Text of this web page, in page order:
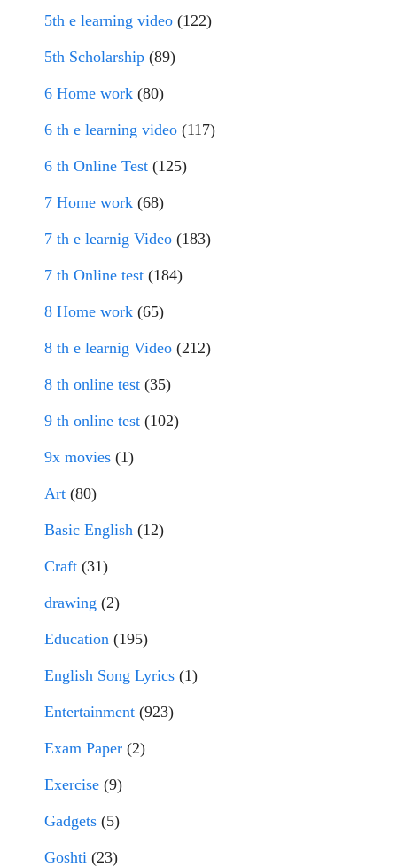
5th e learning video (122)
5th Scholarship (89)
6 Home work (80)
6 th e learning video (117)
6 th Online Test (125)
7 Home work (68)
7 th e learnig Video (183)
7 th Online test (184)
8 Home work (65)
8 th e learnig Video (212)
8 th online test (35)
9 th online test (102)
9x movies (1)
Art (80)
Basic English (12)
Craft (31)
drawing (2)
Education (195)
English Song Lyrics (1)
Entertainment (923)
Exam Paper (2)
Exercise (9)
Gadgets (5)
Goshti (23)